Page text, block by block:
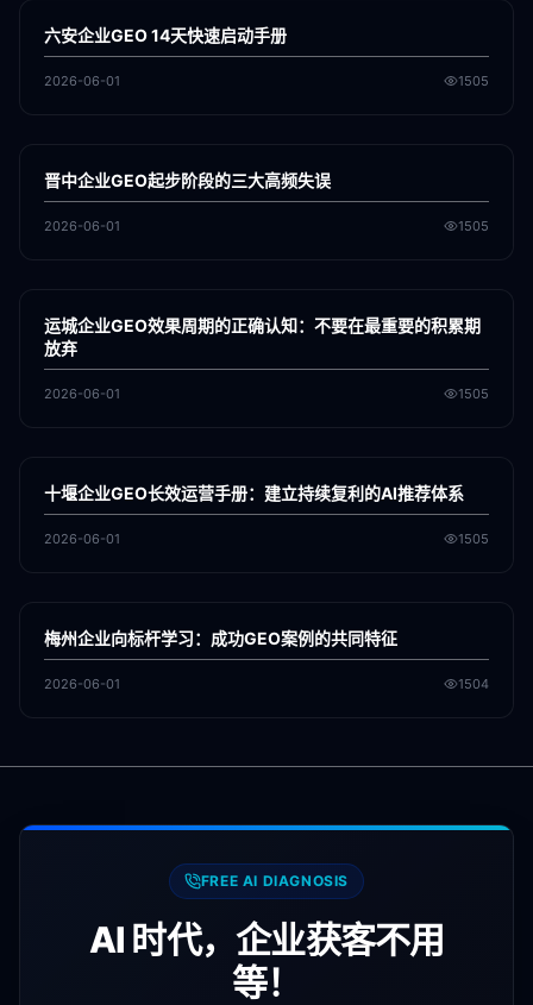
GEO
六安企业GEO 14天快速启动手册
2026-06-01 1505
GEO
晋中企业GEO起步阶段的三大高频失误
2026-06-01 1505
GEO
运城企业GEO效果周期的正确认知：不要在最重要的积累期
放弃
2026-06-01 1505
GEO
十堰企业GEO长效运营手册：建立持续复利的AI推荐体系
2026-06-01 1505
GEO
梅州企业向标杆学习：成功GEO案例的共同特征
2026-06-01 1504
FREE AI DIAGNOSIS
AI 时代，企业获客不用
等！